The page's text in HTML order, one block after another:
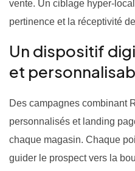
vente. Un ciblage hyper-
pertinence et la réceptivité
Un dispositif
et
Des campagnes combinant
personnalisés et landing
chaque magasin. Chaque
guider le prospect vers la